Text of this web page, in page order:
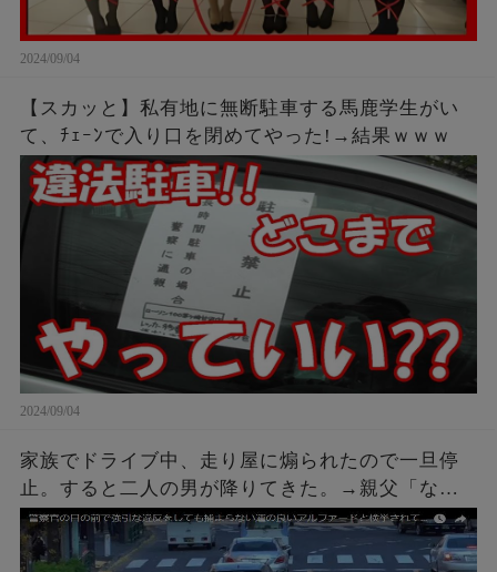
2024/09/04
【スカッと】私有地に無断駐車する馬鹿学生がい
て、ﾁｪｰﾝで入り口を閉めてやった!→結果ｗｗｗ
2024/09/04
家族でドライブ中、走り屋に煽られたので一旦停
止。すると二人の男が降りてきた。→親父「なん
や、なんかあったんかい？」こちらも車を降りて
話しかけに行った結果ｗｗｗ